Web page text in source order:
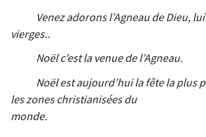
Venez adorons l’Agneau de Dieu, lui
vierges..
Noël c’est la venue de l’Agneau.
Noël est aujourd’hui la fête la plus
les zones christianisées du
monde.